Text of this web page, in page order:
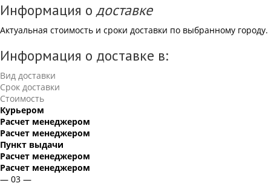
Информация о доставке
Актуальная стоимость и сроки доставки по выбранному городу.
Информация о доставке в:
Вид доставки
Срок доставки
Стоимость
Курьером
Расчет менеджером
Расчет менеджером
Пункт выдачи
Расчет менеджером
Расчет менеджером
— 03 —